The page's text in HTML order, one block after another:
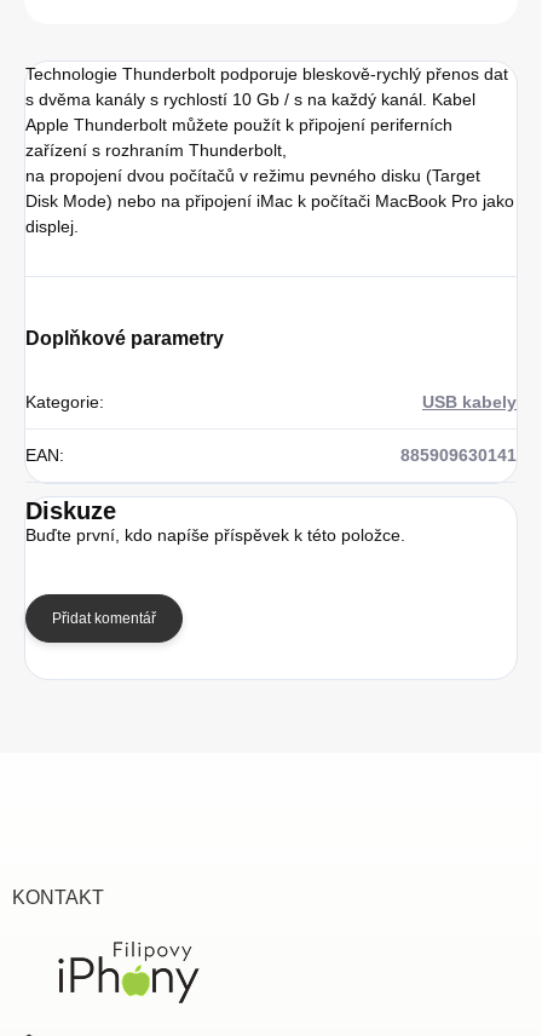
Technologie Thunderbolt podporuje bleskově-rychlý přenos dat
s dvěma kanály s rychlostí 10 Gb / s na každý kanál. Kabel
Apple Thunderbolt můžete použít k připojení periferních
zařízení s rozhraním Thunderbolt,
na propojení dvou počítačů v režimu pevného disku (Target
Disk Mode) nebo na připojení iMac k počítači MacBook Pro jako
displej.
Doplňkové parametry
Kategorie: USB kabely
EAN: 885909630141
Diskuze
Buďte první, kdo napíše příspěvek k této položce.
Přidat komentář
KONTAKT